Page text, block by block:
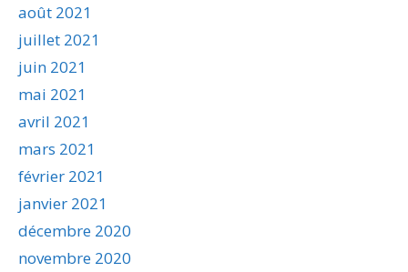
août 2021
juillet 2021
juin 2021
mai 2021
avril 2021
mars 2021
février 2021
janvier 2021
décembre 2020
novembre 2020